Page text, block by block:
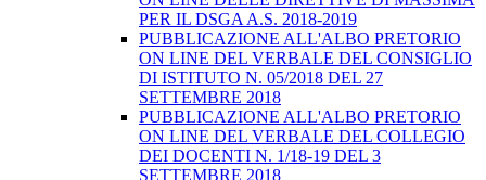
PER IL DSGA A.S. 2018-2019
PUBBLICAZIONE ALL'ALBO PRETORIO
ON LINE DEL VERBALE DEL CONSIGLIO
DI ISTITUTO N. 05/2018 DEL 27
SETTEMBRE 2018
PUBBLICAZIONE ALL'ALBO PRETORIO
ON LINE DEL VERBALE DEL COLLEGIO
DEI DOCENTI N. 1/18-19 DEL 3
SETTEMBRE 2018